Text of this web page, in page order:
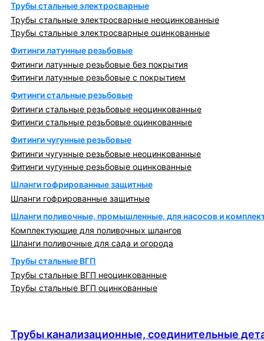
Трубы стальные электросварные
Трубы стальные электросварные неоцинкованные
Трубы стальные электросварные оцинкованные
Фитинги латунные резьбовые
Фитинги латунные резьбовые без покрытия
Фитинги латунные резьбовые с покрытием
Фитинги стальные резьбовые
Фитинги стальные резьбовые неоцинкованные
Фитинги стальные резьбовые оцинкованные
Фитинги чугунные резьбовые
Фитинги чугунные резьбовые неоцинкованные
Фитинги чугунные резьбовые оцинкованные
Шланги гофрированные защитные
Шланги гофрированные защитные
Шланги поливочные, промышленные, для насосов и
Комплектующие для поливочных шлангов
Шланги поливочные для сада и огорода
Трубы стальные ВГП
Трубы стальные ВГП неоцинкованные
Трубы стальные ВГП оцинкованные
Трубы канализационные, соединительные